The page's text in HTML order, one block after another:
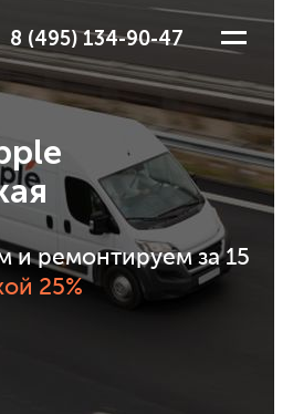
8 (495) 134-90-47
и ремонтируем за 15
25%